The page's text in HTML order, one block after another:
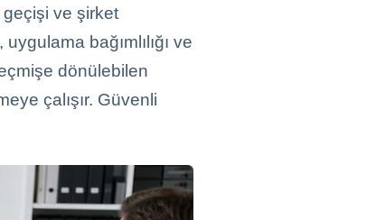
ve şirket
bağımlılığı ve
dönülebilen
çalışır. Güvenli